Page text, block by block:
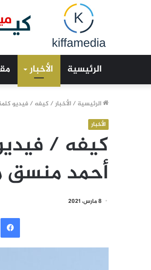
الرئيسية الأخبار
الرئيسية /الأخبار/كيفه / فيديو
الأخبار
كيفه /
أحمد منسق
8 مارس، 2021